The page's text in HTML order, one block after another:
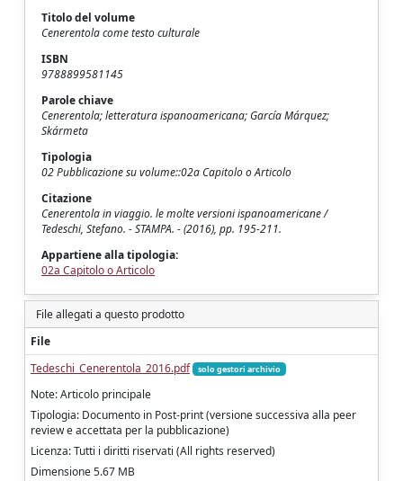
Titolo del volume
Cenerentola come testo culturale
ISBN
9788899581145
Parole chiave
Cenerentola; letteratura ispanoamericana; García Márquez;
Skármeta
Tipologia
02 Pubblicazione su volume::02a Capitolo o Articolo
Citazione
Cenerentola in viaggio. le molte versioni ispanoamericane /
Tedeschi, Stefano. - STAMPA. - (2016), pp. 195-211.
Appartiene alla tipologia:
02a Capitolo o Articolo
File allegati a questo prodotto
File
Tedeschi_Cenerentola_2016.pdf
solo gestori archivio
Note: Articolo principale
Tipologia: Documento in Post-print (versione successiva alla peer
review e accettata per la pubblicazione)
Licenza: Tutti i diritti riservati (All rights reserved)
Dimensione 5.67 MB